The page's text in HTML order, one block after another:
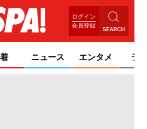
ログイン
会員登録
ニュース エンタメ ライ